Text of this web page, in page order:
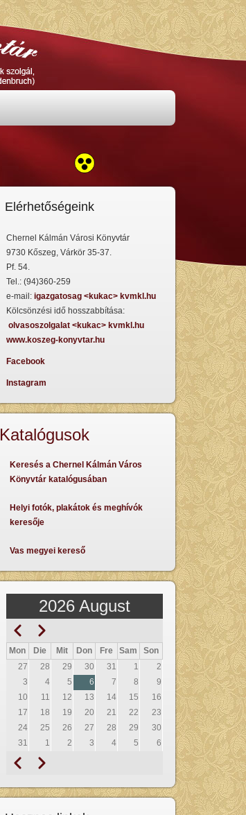
Elérhetőségeink
Chernel Kálmán Városi Könyvtár
9730 Kőszeg, Várkör 35-37.
Pf. 54.
Tel.: (94)360-259
e-mail: igazgatosag <kukac> kvmkl.hu
Kölcsönzési idő hosszabbítása:
olvasoszolgalat <kukac> kvmkl.hu
www.koszeg-konyvtar.hu
Facebook
Instagram
Katalógusok
Keresés a Chernel Kálmán Város
Könyvtár katalógusában
Helyi fotók, plakátok és meghívók
keresője
Vas megyei kereső
2026 August
Seitennummerierung
Zurück Weiter
Mon Die Mit Don Fre Sam
Son
27
28 29 30 31 1
2
3
4 5 6 7 8
9
10
11 12 13 14 15
16
17
18 19 20 21 22
23
24
25 26 27 28 29
30
31
1 2 3 4 5 6
Seitennummerierung
Zurück Weiter